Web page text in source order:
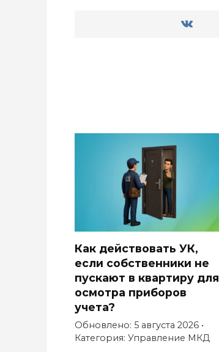
Как действовать УК,
если собственники не
пускают в квартиру для
осмотра приборов
учета?
Обновлено: 5 августа 2026 •
Категория: Управление МКД